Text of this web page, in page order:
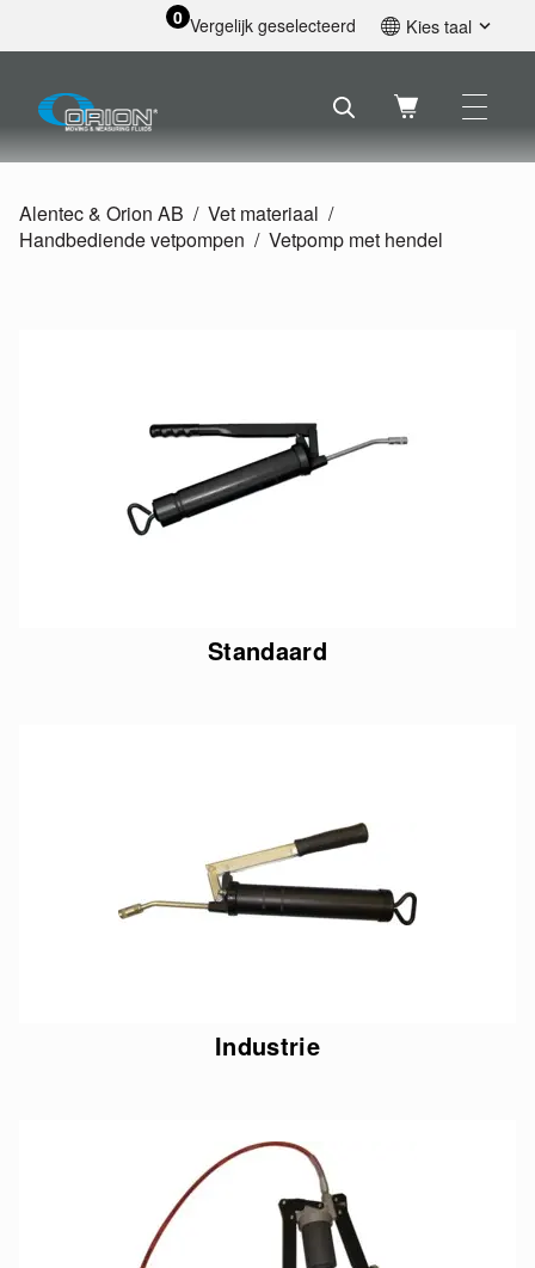
0 Vergelijk geselecteerd Kies taal
Svenska
Français
Nederlands
Alentec & Orion AB
Vet materiaal
Handbediende vetpompen
Vetpomp met hendel
Standaard
Industrie